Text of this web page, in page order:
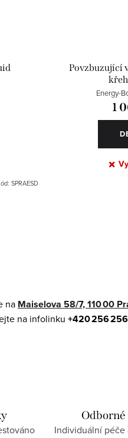
SPRAESD
Povzbuzující
Energy-
1
na Maiselova 58/7, 110 00
na infolinku +420 256
Individuální péče